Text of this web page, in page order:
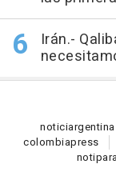
Irán.-
noticiargentina
colombiapress
noti